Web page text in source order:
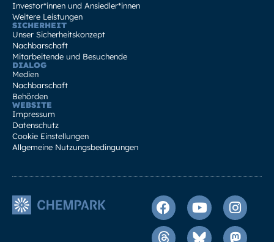
Investor*innen und Ansiedler*innen
Weitere Leistungen
SICHERHEIT
Unser Sicherheitskonzept
Nachbarschaft
Mitarbeitende und Besuchende
DIALOG
Medien
Nachbarschaft
Behörden
WEBSITE
Impressum
Datenschutz
Cookie Einstellungen
Allgemeine Nutzungsbedingungen